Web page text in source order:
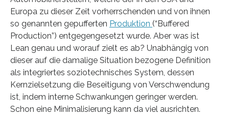
Europa zu dieser Zeit vorherrschenden und von ihnen
so genannten gepufferten Produktion (“Buffered
Production”) entgegengesetzt wurde. Aber was ist
Lean genau und worauf zielt es ab? Unabhängig von
dieser auf die damalige Situation bezogene Definition
als integriertes soziotechnisches System, dessen
Kernzielsetzung die Beseitigung von Verschwendung
ist, indem interne Schwankungen geringer werden.
Schon eine Minimalisierung kann da viel ausrichten.